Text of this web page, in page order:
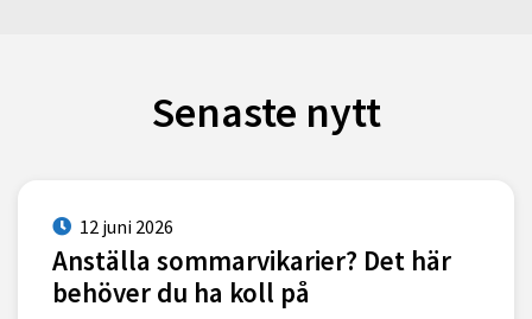
Senaste nytt
12 juni 2026
Anställa sommarvikarier? Det här
behöver du ha koll på